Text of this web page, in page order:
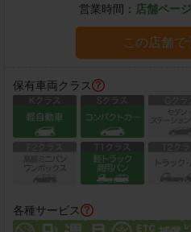
営業時間： 店舗ペー
この店舗で
保有車両クラス
各種サービス